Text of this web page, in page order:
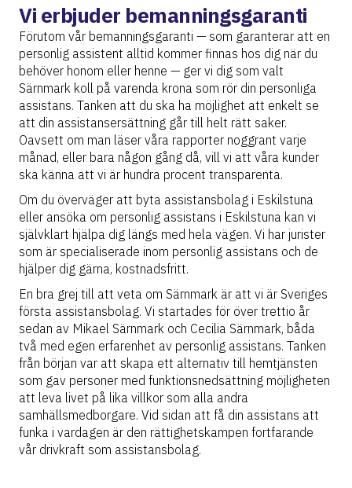
Vi erbjuder bemanningsgaranti
Förutom vår bemanningsgaranti — som garanterar att en
personlig assistent alltid kommer finnas hos dig när du
behöver honom eller henne — ger vi dig som valt
Särnmark koll på varenda krona som rör din personliga
assistans. Tanken att du ska ha möjlighet att enkelt se
att din assistansersättning går till helt rätt saker.
Oavsett om man läser våra rapporter noggrant varje
månad, eller bara någon gång då, vill vi att våra kunder
ska känna att vi är hundra procent transparenta.
Om du överväger att byta assistansbolag i Eskilstuna
eller ansöka om personlig assistans i Eskilstuna kan vi
självklart hjälpa dig längs med hela vägen. Vi har jurister
som är specialiserade inom personlig assistans och de
hjälper dig gärna, kostnadsfritt.
En bra grej till att veta om Särnmark är att vi är Sveriges
första assistansbolag. Vi startades för över trettio år
sedan av Mikael Särnmark och Cecilia Särnmark, båda
två med egen erfarenhet av personlig assistans. Tanken
från början var att skapa ett alternativ till hemtjänsten
som gav personer med funktionsnedsättning möjligheten
att leva livet på lika villkor som alla andra
samhällsmedborgare. Vid sidan att få din assistans att
funka i vardagen är den rättighetskampen fortfarande
vår drivkraft som assistansbolag.